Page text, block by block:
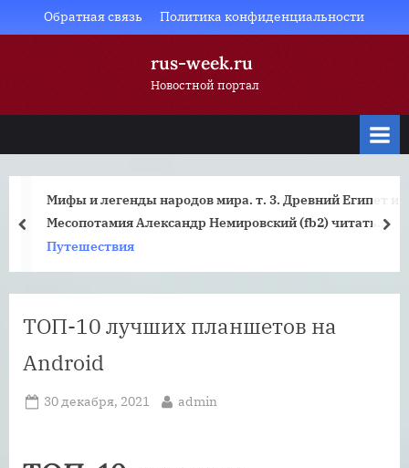
to
Обратная связь Политика конфиденциальности
rus-week.ru
Новостной портал
Мифы и легенды народов мира. т. 3. Древний Египет и
Месопотамия Александр Немировский (fb2) читать
онлайн
Путешествия
prev
ТОП-10 лучших планшетов на
Android
Posted
30 декабря, 2021 By
admin